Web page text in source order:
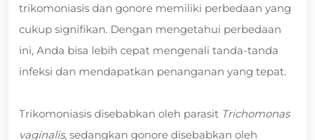
trikomoniasis dan gonore memiliki perbedaan yang
cukup signifikan. Dengan mengetahui perbedaan
ini, Anda bisa lebih cepat mengenali tanda-tanda
infeksi dan mendapatkan penanganan yang tepat.
Trikomoniasis disebabkan oleh parasit Trichomonas
vaginalis, sedangkan gonore disebabkan oleh